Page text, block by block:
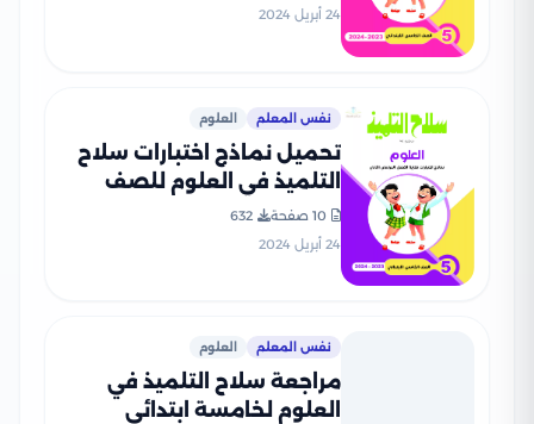
النموذجية
24 أبريل 2024
نفس المعلم العلوم
تحميل نماذج اختبارات سلاح
التلميذ في العلوم للصف
الخامس الابتدائي مع إجاباتها
النموذجية
10 صفحة
632
24 أبريل 2024
نفس المعلم العلوم
مراجعة سلاح التلميذ في
العلوم لخامسة ابتدائي